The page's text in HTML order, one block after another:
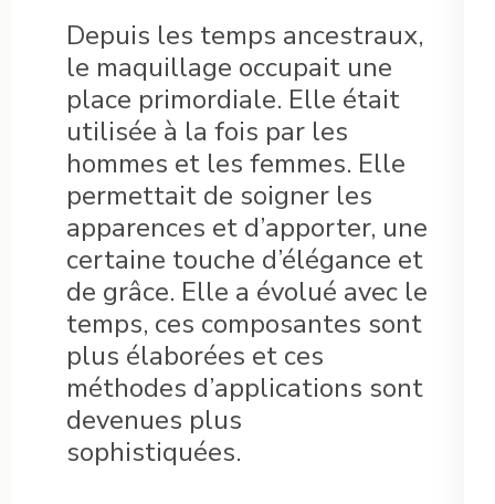
Depuis les temps ancestraux,
le maquillage occupait une
place primordiale. Elle était
utilisée à la fois par les
hommes et les femmes. Elle
permettait de soigner les
apparences et d’apporter, une
certaine touche d’élégance et
de grâce. Elle a évolué avec le
temps, ces composantes sont
plus élaborées et ces
méthodes d’applications sont
devenues plus
sophistiquées.